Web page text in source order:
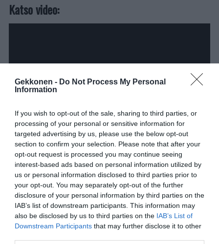
Gekkonen - Do Not Process My Personal
Information
If you wish to opt-out of the sale, sharing to third parties, or
processing of your personal or sensitive information for
targeted advertising by us, please use the below opt-out
section to confirm your selection. Please note that after your
opt-out request is processed you may continue seeing
interest-based ads based on personal information utilized by
us or personal information disclosed to third parties prior to
your opt-out. You may separately opt-out of the further
disclosure of your personal information by third parties on the
IAB’s list of downstream participants. This information may
also be disclosed by us to third parties on the IAB’s List of
Downstream Participants that may further disclose it to other
Katso video:
Jaa artikkeli:
F M X W C S